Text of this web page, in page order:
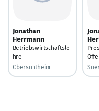
Jonathan
Herrmann
Betriebswirtschaftsle
hre
Obersontheim